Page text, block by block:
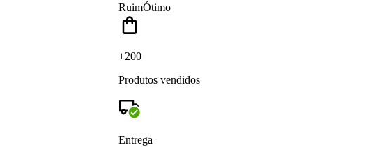
RuimÓtimo
+200
Produtos vendidos
Entrega